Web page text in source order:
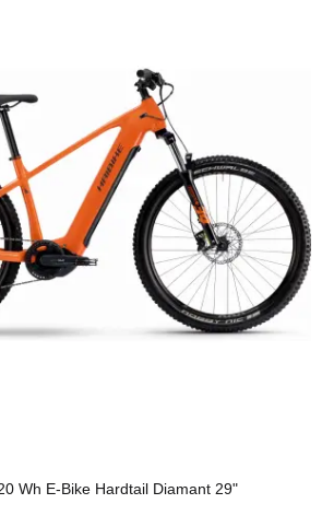
Wh E-Bike Hardtail Diamant 29"